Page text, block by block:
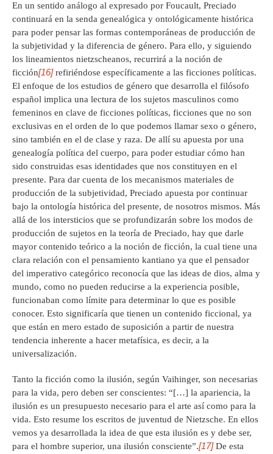
En un sentido análogo al expresado por Foucault, Preciado
continuará en la senda genealógica y ontológicamente histórica
para poder pensar las formas contemporáneas de producción de
la subjetividad y la diferencia de género. Para ello, y siguiendo
los lineamientos nietzscheanos, recurrirá a la noción de
ficción[16]refiriéndose específicamente a las ficciones políticas.
El enfoque de los estudios de género que desarrolla el filósofo
español implica una lectura de los sujetos masculinos como
femeninos en clave de ficciones políticas, ficciones que no son
exclusivas en el orden de lo que podemos llamar sexo o género,
sino también en el de clase y raza. De allí su apuesta por una
genealogía política del cuerpo, para poder estudiar cómo han
sido construidas esas identidades que nos constituyen en el
presente. Para dar cuenta de los mecanismos materiales de
producción de la subjetividad, Preciado apuesta por continuar
bajo la ontología histórica del presente, de nosotros mismos. Más
allá de los intersticios que se profundizarán sobre los modos de
producción de sujetos en la teoría de Preciado, hay que darle
mayor contenido teórico a la noción de ficción, la cual tiene una
clara relación con el pensamiento kantiano ya que el pensador
del imperativo categórico reconocía que las ideas de dios, alma y
mundo, como no pueden reducirse a la experiencia posible,
funcionaban como límite para determinar lo que es posible
conocer. Esto significaría que tienen un contenido ficcional, ya
que están en mero estado de suposición a partir de nuestra
tendencia inherente a hacer metafísica, es decir, a la
universalización.
Tanto la ficción como la ilusión, según Vaihinger, son necesarias
para la vida, pero deben ser conscientes: “[…] la apariencia, la
ilusión es un presupuesto necesario para el arte así como para la
vida. Esto resume los escritos de juventud de Nietzsche. En ellos
vemos ya desarrollada la idea de que esta ilusión es y debe ser,
para el hombre superior, una ilusión consciente”.[17]De esta